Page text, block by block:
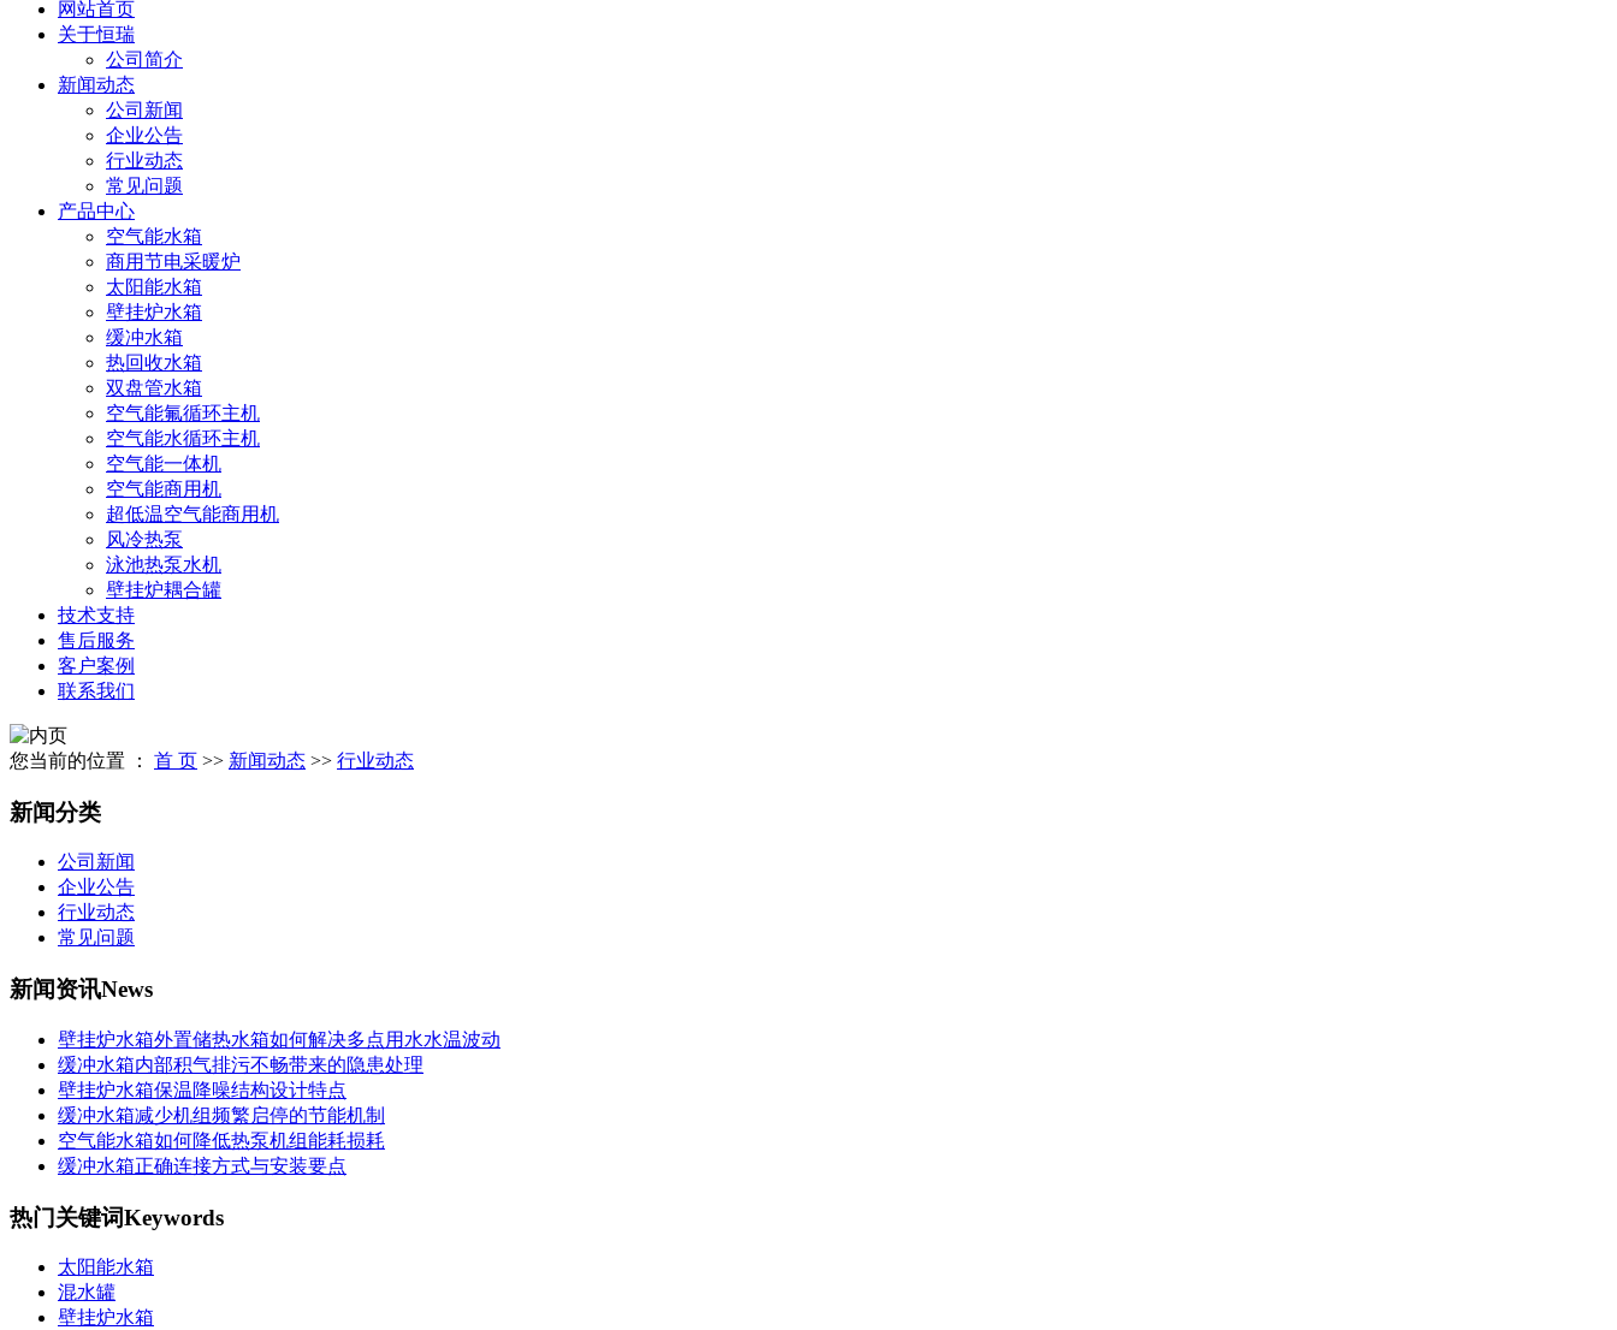
网站首页
关于恒瑞
公司简介
新闻动态
公司新闻
企业公告
行业动态
常见问题
产品中心
空气能水箱
商用节电采暖炉
太阳能水箱
壁挂炉水箱
缓冲水箱
热回收水箱
双盘管水箱
空气能氟循环主机
空气能水循环主机
空气能一体机
空气能商用机
超低温空气能商用机
风冷热泵
泳池热泵水机
壁挂炉耦合罐
技术支持
售后服务
客户案例
联系我们
您当前的位置 ： 首 页 >> 新闻动态 >> 行业动态
新闻分类
公司新闻
企业公告
行业动态
常见问题
新闻资讯News
壁挂炉水箱外置储热水箱如何解决多点用水水温波动
缓冲水箱内部积气排污不畅带来的隐患处理
壁挂炉水箱保温降噪结构设计特点
缓冲水箱减少机组频繁启停的节能机制
空气能水箱如何降低热泵机组能耗损耗
缓冲水箱正确连接方式与安装要点
热门关键词Keywords
太阳能水箱
混水罐
壁挂炉水箱